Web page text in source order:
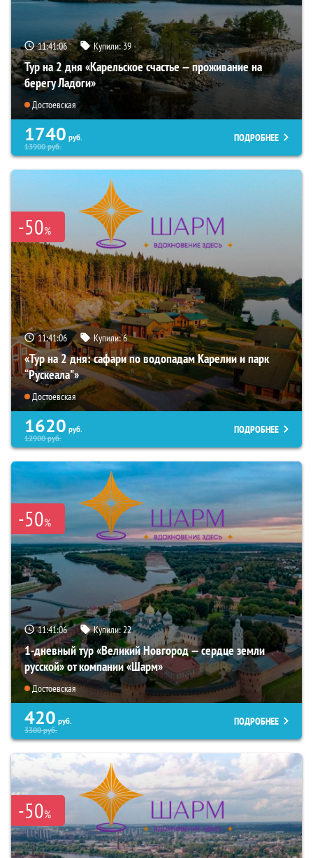
11:41:04 Купили:39
Тур на 2 дня «Карельское счастье — проживание на
берегу Ладоги»
Достоевская
1740 руб.
13900руб.
ПОДРОБНЕЕ
-50%
11:41:04 Купили:6
«Тур на 2 дня: сафари по водопадам Карелии и парк
“Рускеала"»
Достоевская
1620 руб.
12900руб.
ПОДРОБНЕЕ
-50%
11:41:04 Купили:22
1-дневный тур «Великий Новгород — сердце земли
русской» от компании «Шарм»
Достоевская
420 руб.
3300руб.
ПОДРОБНЕЕ
-50%